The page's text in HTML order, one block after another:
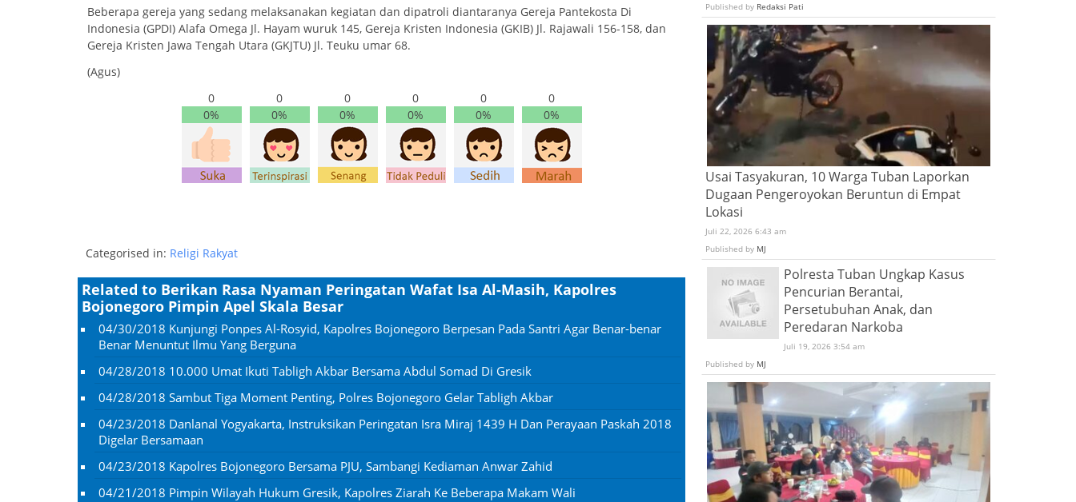
Beberapa gereja yang sedang melaksanakan kegiatan dan dipatroli diantaranya Gereja Pantekosta Di
Indonesia (GPDI) Alafa Omega Jl. Hayam wuruk 145, Gereja Kristen Indonesia (GKIB) Jl. Rajawali 156-158, dan
Gereja Kristen Jawa Tengah Utara (GKJTU) Jl. Teuku umar 68.
(Agus)
0
0%
0
0%
0
0%
0
0%
0
0%
0
0%
Categorised in: Religi Rakyat
Related to Berikan Rasa Nyaman Peringatan Wafat Isa Al-Masih, Kapolres
Bojonegoro Pimpin Apel Skala Besar
04/30/2018 Kunjungi Ponpes Al-Rosyid, Kapolres Bojonegoro Berpesan Pada Santri Agar Benar-benar
Benar Menuntut Ilmu Yang Berguna
04/28/2018 10.000 Umat Ikuti Tabligh Akbar Bersama Abdul Somad Di Gresik
04/28/2018 Sambut Tiga Moment Penting, Polres Bojonegoro Gelar Tabligh Akbar
04/23/2018 Danlanal Yogyakarta, Instruksikan Peringatan Isra Miraj 1439 H Dan Perayaan Paskah 2018
Digelar Bersamaan
04/23/2018 Kapolres Bojonegoro Bersama PJU, Sambangi Kediaman Anwar Zahid
04/21/2018 Pimpin Wilayah Hukum Gresik, Kapolres Ziarah Ke Beberapa Makam Wali
Published by Redaksi Pati
Usai Tasyakuran, 10 Warga Tuban Laporkan
Dugaan Pengeroyokan Beruntun di Empat
Lokasi
Juli 22, 2026 6:43 am
Published by MJ
Polresta Tuban Ungkap Kasus
Pencurian Berantai,
Persetubuhan Anak, dan
Peredaran Narkoba
Juli 19, 2026 3:54 am
Published by MJ